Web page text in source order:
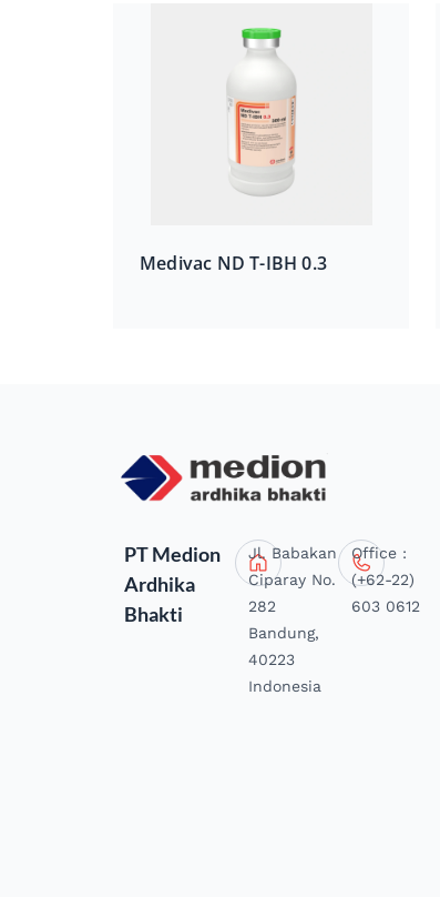
Medivac ND T-IBH 0.3
PT Medion
Ardhika
Bhakti
Jl. Babakan
Ciparay No.
282
Bandung,
40223
Indonesia
Office :
(+62-22)
603 0612